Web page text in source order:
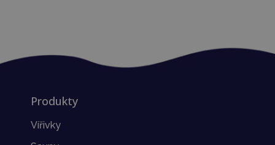
Produkty
Vířivky